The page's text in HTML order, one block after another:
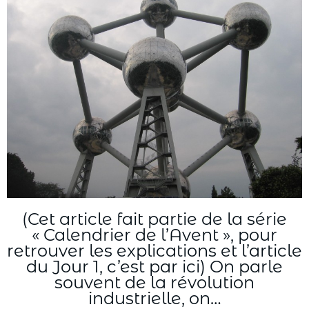
(Cet article fait partie de la série
« Calendrier de l’Avent », pour
retrouver les explications et l’article
du Jour 1, c’est par ici) On parle
souvent de la révolution
industrielle, on…